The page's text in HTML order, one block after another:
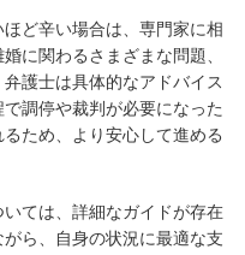
ど辛い場合は、専門家に相
に関わるさまざまな問題、
護士は具体的なアドバイス
調停や裁判が必要になった
ため、より安心して進める
ては、詳細なガイドが存在
ら、自身の状況に最適な支